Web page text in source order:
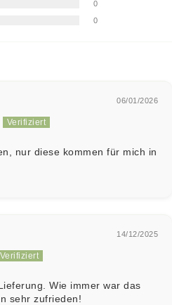
0
0
06/01/2026
nur diese kommen für mich in
14/12/2025
Wie immer war das
sehr zufrieden!